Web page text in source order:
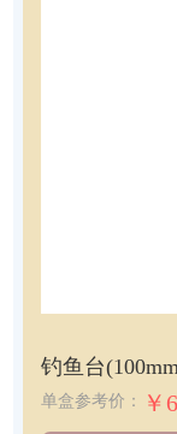
钓鱼台
单盒参考价： ￥